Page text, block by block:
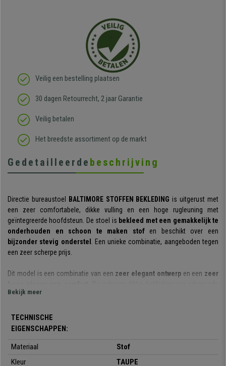
Veilig een bestelling plaatsen
30 dagen Retourrecht, 2 jaar Garantie
Veilig betalen
Het breedste assortiment op de markt
Gedetailleerde beschrijving
Directie bureaustoel BALTIMORE STOFFEN BEKLEDING is uitgerust met
een zeer comfortabele, dikke vulling en een hoge rugleuning met
geïntegreerde hoofdsteun. De stoel is bekleed met een gemakkelijk te
onderhouden en schoon te maken stofen beschikt over een
bijzonder stevig onderstel . Een unieke combinatie, aangeboden tegen
een zeer scherpe prijs.
Dit model is een combinatie van een zeer elegant ontwerpen een zeer
stof maakt het tot een bureaustoel die bedacht is op lange dagen waarop
De Baltimore overtuigt vanaf het eerste moment dat u hem ziet.
geïntegreerde hoofdsteun.
Met zichtbare naden en met hoge precisie
afgewerkte details.
Bekijk meer
TECHNISCHE
EIGENSCHAPPEN:
Materiaal
Stof
Kleur
TAUPE